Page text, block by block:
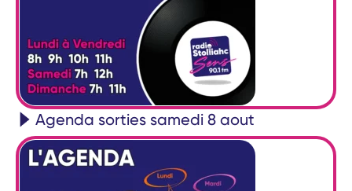
Agenda sorties samedi 8 aout